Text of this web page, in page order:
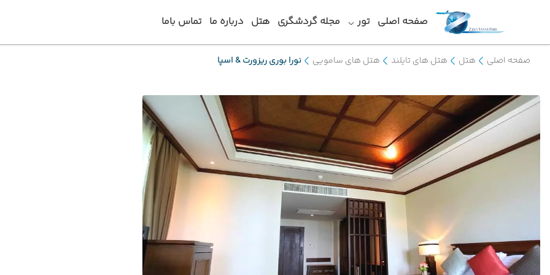
صفحه اصلی تور مجله گردشگری هتل درباره ما تماس باما
صفحه اصلی هتل هتل های تایلند هتل های سامویی نورا بوری ریزورت & اسپا